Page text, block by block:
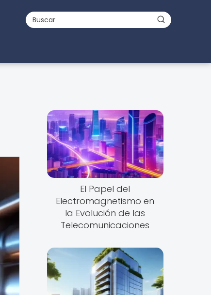
El Papel del
Electromagnetismo en
la Evolución de las
Telecomunicaciones